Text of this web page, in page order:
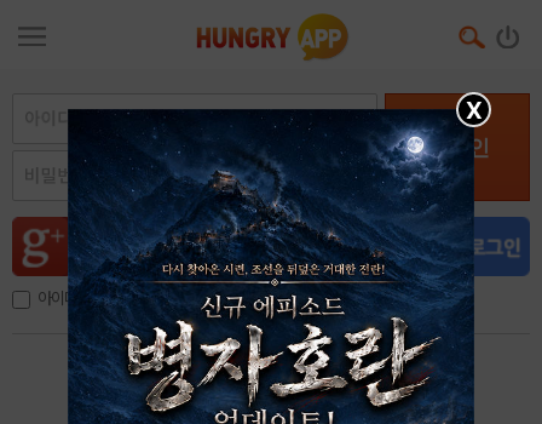
로그인
아이디, 이메일 저장
아이디 / 비밀번호 찾기 회원가입
X